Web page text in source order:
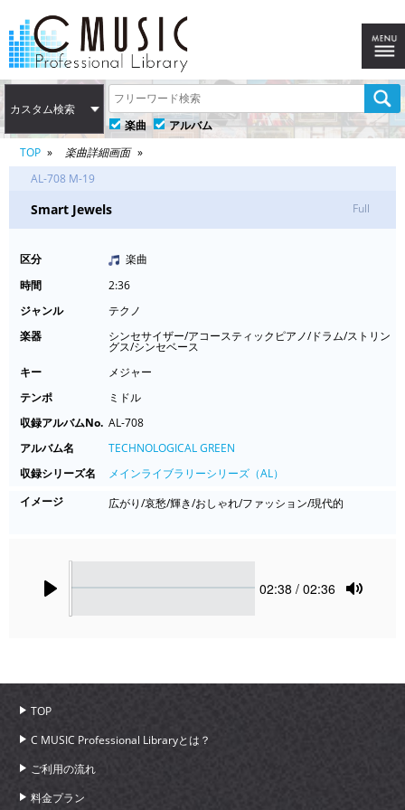
カスタム検索
楽曲
アルバム
TOP
楽曲詳細画面
AL-708 M-19
Smart Jewels Full
区分
楽曲
時間
2:36
ジャンル
テクノ
楽器
シンセサイザー/アコースティックピアノ/ドラム/ストリン
グス/シンセベース
キー
メジャー
テンポ
ミドル
収録アルバムNo. AL-708
アルバム名
TECHNOLOGICAL GREEN
収録シリーズ名
メインライブラリーシリーズ（AL）
イメージ
広がり/哀愁/輝き/おしゃれ/ファッション/現代的
Current
02:38 / 02:36
TOP
C MUSIC Professional Libraryとは？
ご利用の流れ
料金プラン